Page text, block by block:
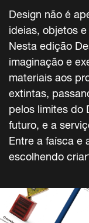
Design não é
ideias, objetos
Nesta edição
imaginação e
materiais aos
extintas,
pelos limites do
futuro, e a
Entre a faísca e
escolhendo